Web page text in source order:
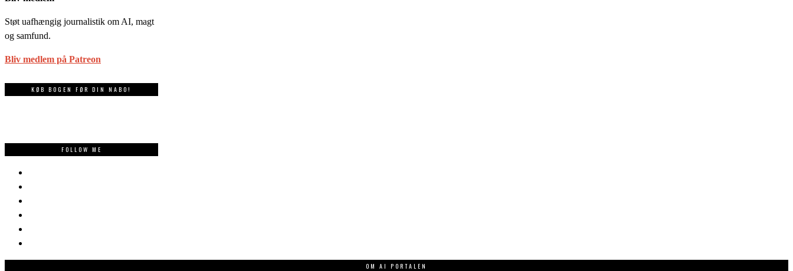
Støt uafhængig journalistik om AI, magt
og samfund.
Bliv medlem på Patreon
KØB BOGEN FØR DIN NABO!
FOLLOW ME
OM AI PORTALEN